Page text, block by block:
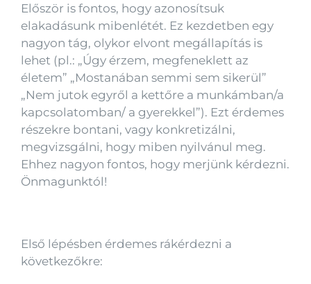
Először is fontos, hogy azonosítsuk
elakadásunk mibenlétét. Ez kezdetben egy
nagyon tág, olykor elvont megállapítás is
lehet (pl.: „Úgy érzem, megfeneklett az
életem” „Mostanában semmi sem sikerül”
„Nem jutok egyről a kettőre a munkámban/a
kapcsolatomban/ a gyerekkel”). Ezt érdemes
részekre bontani, vagy konkretizálni,
megvizsgálni, hogy miben nyilvánul meg.
Ehhez nagyon fontos, hogy merjünk kérdezni.
Önmagunktól!
Első lépésben érdemes rákérdezni a
következőkre: